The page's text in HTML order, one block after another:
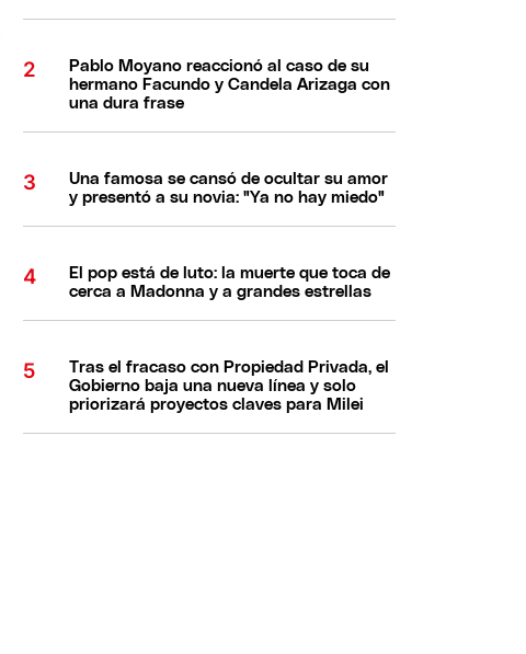
Pablo Moyano reaccionó al caso de su
hermano Facundo y Candela Arizaga con
una dura frase
Una famosa se cansó de ocultar su amor
y presentó a su novia: "Ya no hay miedo"
El pop está de luto: la muerte que toca de
cerca a Madonna y a grandes estrellas
Tras el fracaso con Propiedad Privada, el
Gobierno baja una nueva línea y solo
priorizará proyectos claves para Milei